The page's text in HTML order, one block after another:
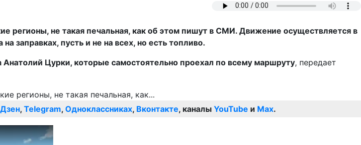
регионы, не такая печальная, как об этом пишут в СМИ. Движение осуществляется в
заправках, пусть и не на всех, но есть топливо.
Цурки, которые самостоятельно проехал по всему маршруту, передает
, Telegram, Одноклассниках, Вконтакте, каналы YouTube и Max.